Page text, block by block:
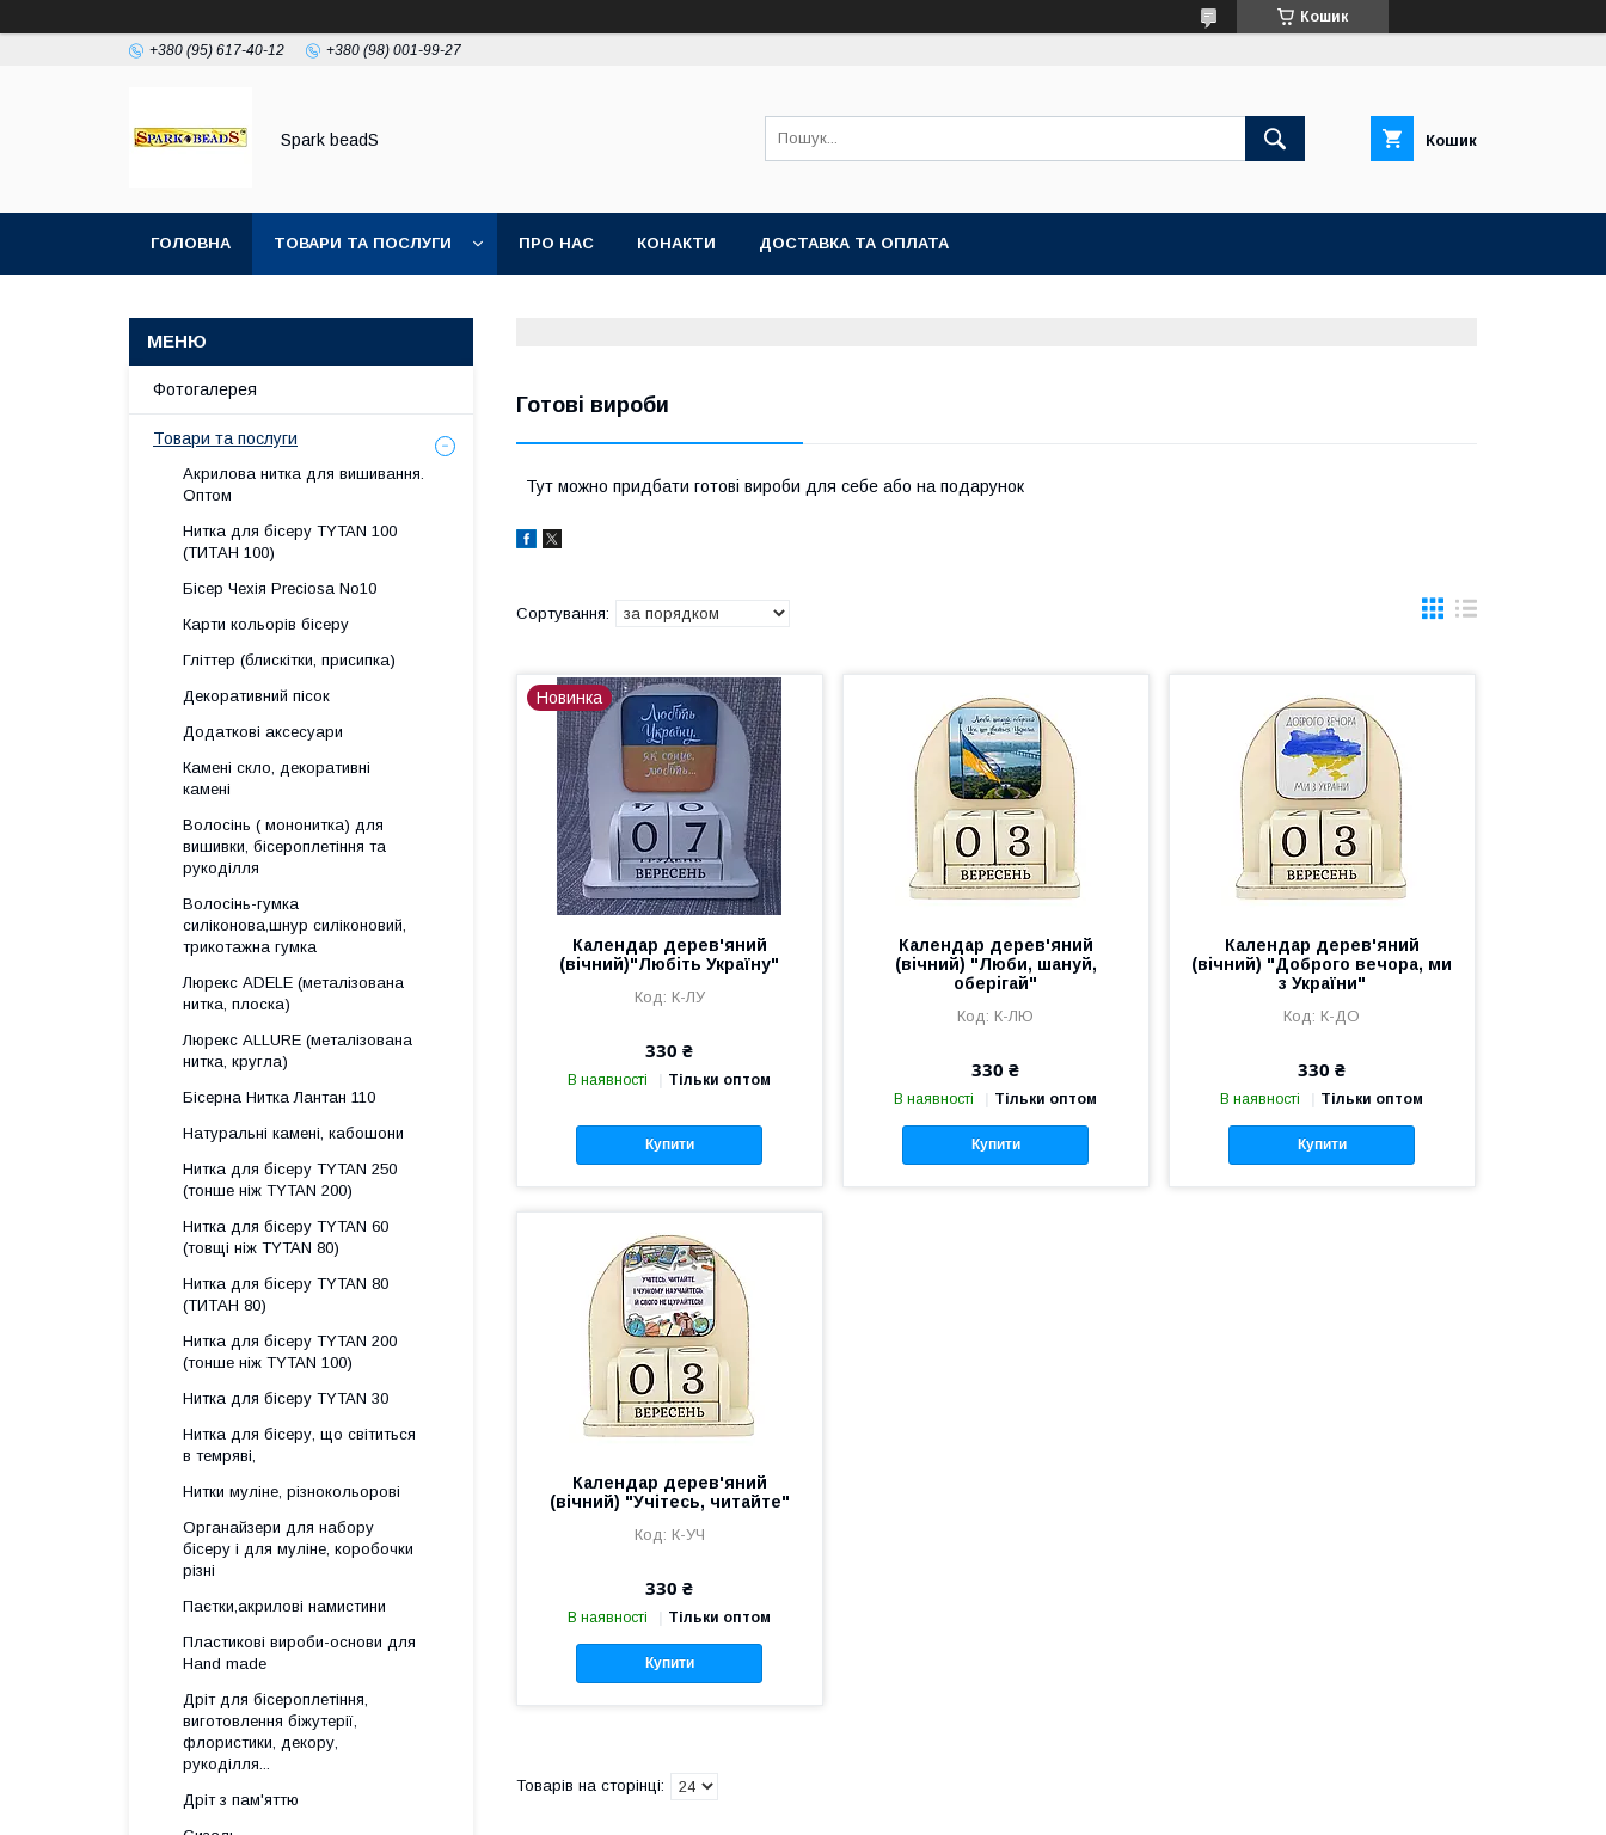
Кошик
+380 (95) 617-40-12 +380 (98) 001-99-27
Spark beadS Кошик
ГОЛОВНА ТОВАРИ ТА ПОСЛУГИ ПРО НАС КОНАКТИ ДОСТАВКА ТА ОПЛАТА
Готові вироби
Тут можно придбати готові вироби для себе або на подарунок
Новинка
Календар дерев'яний
(вічний)"Любіть Україну"
К-ЛУ
330 ₴
В наявності Тільки оптом
Купити
Календар дерев'яний
(вічний) "Люби, шануй,
оберігай"
К-ЛЮ
330 ₴
В наявності Тільки оптом
Купити
Календар дерев'яний
(вічний) "Доброго вечора, ми
з України"
К-ДО
330 ₴
В наявності Тільки оптом
Купити
Календар дерев'яний
(вічний) "Учітесь, читайте"
К-УЧ
330 ₴
В наявності Тільки оптом
Купити
Фотогалерея
Товари та послуги
Акрилова нитка для вишивання.
Оптом
Нитка для бісеру ТYTAN 100
(ТИТАН 100)
Бісер Чехія Preciosa No10
Карти кольорів бісеру
Гліттер (блискітки, присипка)
Декоративний пісок
Додаткові аксесуари
Камені скло, декоративні
камені
Волосінь ( мононитка) для
вишивки, бісероплетіння та
рукоділля
Волосінь-гумка
силіконова,шнур силіконовий,
трикотажна гумка
Люрекс АDELE (металізована
нитка, плоска)
Люрекс ALLURE (металізована
нитка, кругла)
Бісерна Нитка Лантан 110
Натуральні камені, кабошони
Нитка для бісеру ТYTAN 250
(тонше ніж ТYTAN 200)
Нитка для бісеру ТYTAN 60
(товщі ніж ТYTAN 80)
Нитка для бісеру TYTAN 80
(ТИТАН 80)
Нитка для бісеру ТYTAN 200
(тонше ніж TYTAN 100)
Нитка для бісеру TYTAN 30
Нитка для бісеру, що світиться
в темряві,
Нитки муліне, різнокольорові
Органайзери для набору
бісеру і для муліне, коробочки
різні
Паєтки,акрилові намистини
Пластикові вироби-основи для
Нand made
Дріт для бісероплетіння,
виготовлення біжутерії,
флористики, декору,
рукоділля...
Дріт з пам'яттю